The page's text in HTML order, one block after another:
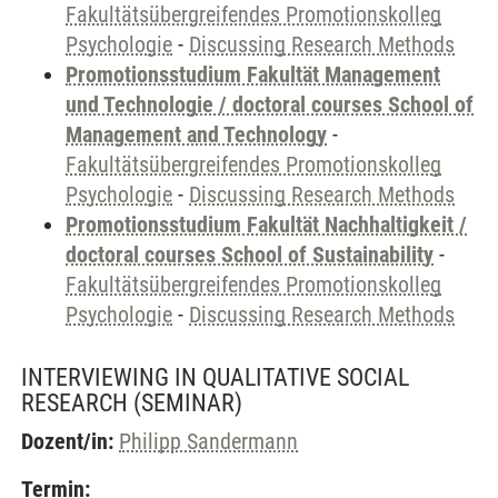
Fakultätsübergreifendes Promotionskolleg
Psychologie - Discussing Research Methods
Promotionsstudium Fakultät Management
und Technologie / doctoral courses School of
Management and Technology -
Fakultätsübergreifendes Promotionskolleg
Psychologie - Discussing Research Methods
Promotionsstudium Fakultät Nachhaltigkeit /
doctoral courses School of Sustainability -
Fakultätsübergreifendes Promotionskolleg
Psychologie - Discussing Research Methods
INTERVIEWING IN QUALITATIVE SOCIAL
RESEARCH (SEMINAR)
Dozent/in: Philipp Sandermann
Termin: